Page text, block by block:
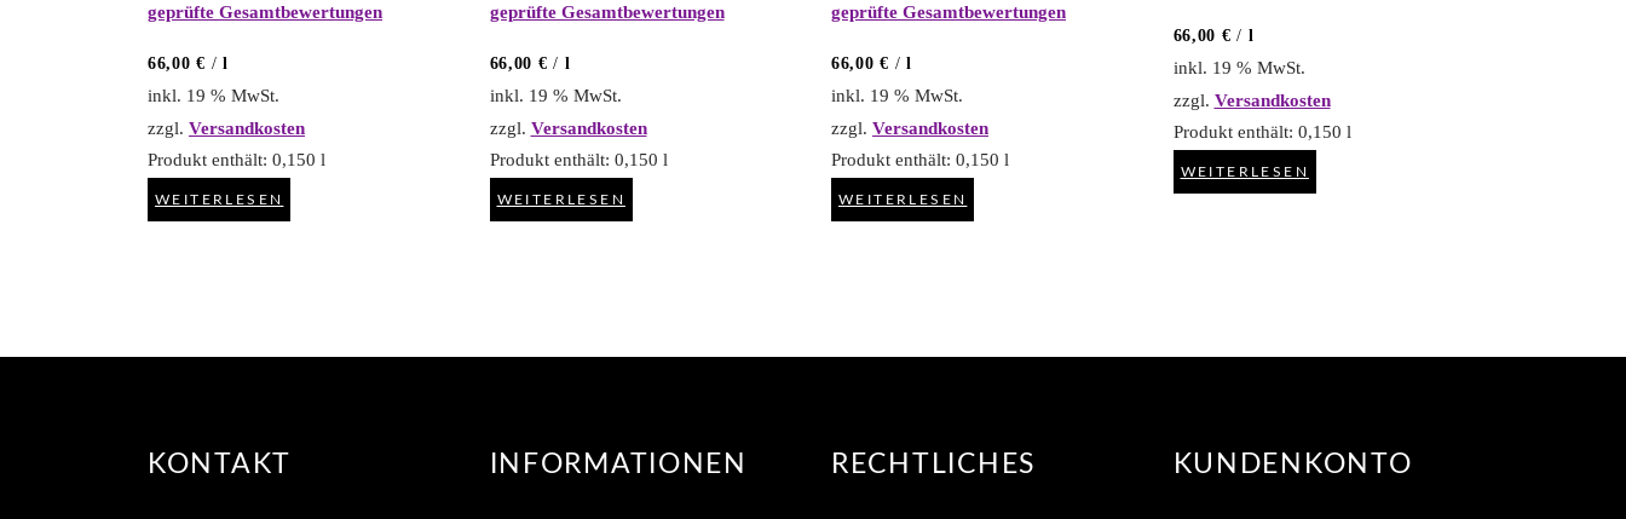
5.00
geprüfte Gesamtbewertungen
66,00€ /l
inkl. 19 % MwSt.
zzgl. Versandkosten
Produkt enthält: 0,150 l
WEITERLESEN
5.00
geprüfte Gesamtbewertungen
66,00 € / l
inkl. 19 % MwSt.
zzgl. Versandkosten
Produkt enthält: 0,150 l
WEITERLESEN
5.00
geprüfte Gesamtbewertungen
66,00€ /l
inkl. 19 % MwSt.
zzgl. Versandkosten
Produkt enthält: 0,150 l
WEITERLESEN
66,00 € / l
inkl. 19 % MwSt.
zzgl. Versandkosten
Produkt enthält: 0,150 l
WEITERLESEN
KONTAKT INFORMATIONEN RECHTLICHES KUNDENKONTO